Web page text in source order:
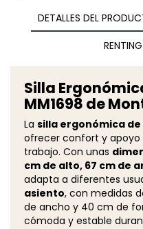
DETALLES DEL
RENTING
Silla
MM1698 de
La silla ergonómica
ofrecer confort y apoyo
trabajo. Con unas
cm de alto, 67 cm de
adapta a diferentes
asiento, con medidas
de ancho y 40 cm de
cómoda y estable